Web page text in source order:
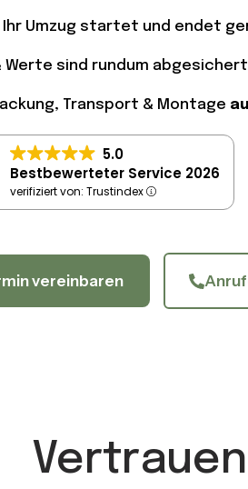
Ihr Umzug startet und endet
Werte sind rundum abgesichert
Transport & Montage
5.0
Bestbewerteter Service 2026
verifiziert von: Trustindex
vereinbaren